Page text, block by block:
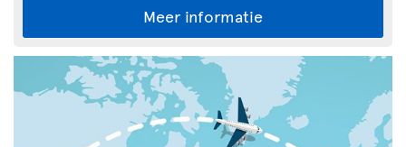
Meer informatie